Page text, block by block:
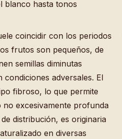
blanco hasta tonos
coincidir con los periodos
frutos son pequeños, de
semillas diminutas
adversales. El
fibroso, lo que permite
no excesivamente profunda
distribución, es originaria
en diversas